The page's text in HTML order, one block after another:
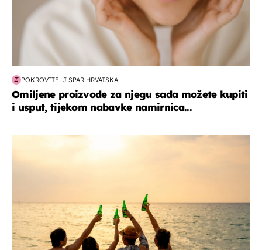
POKROVITELJ SPAR HRVATSKA
Omiljene proizvode za njegu sada možete kupiti
i usput, tijekom nabavke namirnica...